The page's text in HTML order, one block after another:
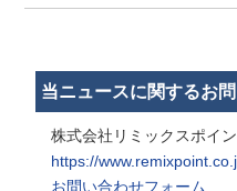
当ニュースに関するお
株式会社リミックスポイン
https://
お問い合わせフォーム